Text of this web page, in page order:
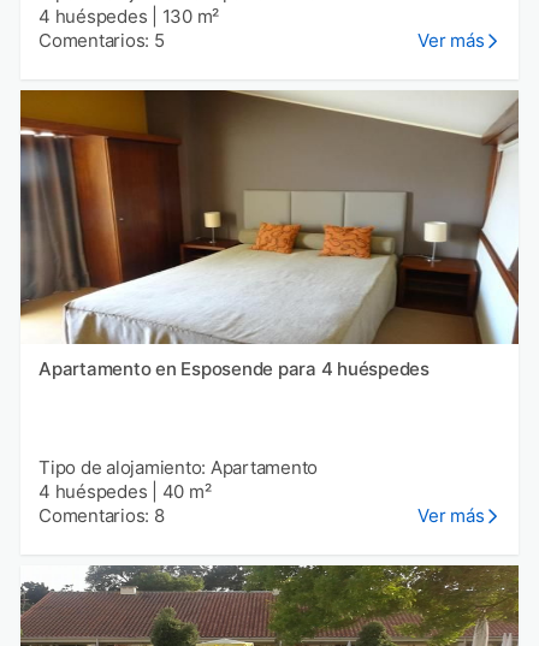
4 huéspedes
130 m²
Comentarios: 5
Ver más
Apartamento en Esposende para 4 huéspedes
Tipo de alojamiento: Apartamento
4 huéspedes
40 m²
Comentarios: 8
Ver más